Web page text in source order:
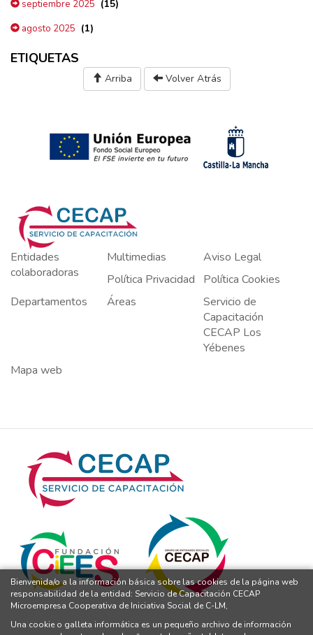
septiembre 2025 (15)
agosto 2025 (1)
ETIQUETAS
Arriba Volver Atrás
Entidades
colaboradoras
Multimedias
Aviso Legal
Política Privacidad
Política Cookies
Departamentos
Áreas
Servicio de
Capacitación
CECAP Los
Yébenes
Mapa web
Bienvenida/o a la información básica sobre las cookies de la página web
responsabilidad de la entidad: Servicio de Capacitación CECAP
Microempresa Cooperativa de Iniciativa Social de C-LM,
Una cookie o galleta informática es un pequeño archivo de información